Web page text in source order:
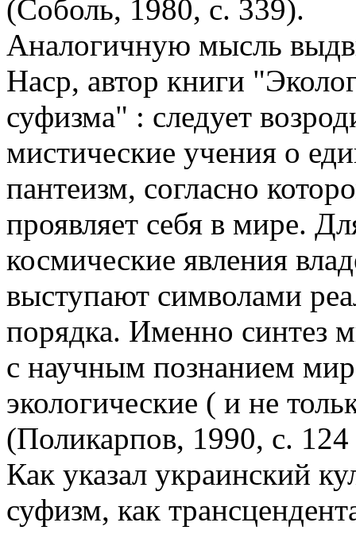
(Соболь, 1980, с. 339).
Аналогичную мысль
Наср, автор книги
суфизма" : следует
мистические учения о
пантеизм, согласно
проявляет себя в мире.
космические явления
выступают символами
порядка. Именно синтез
с научным познанием
экологические ( и не
(Поликарпов, 1990, с.
Как указал украинский
суфизм, как